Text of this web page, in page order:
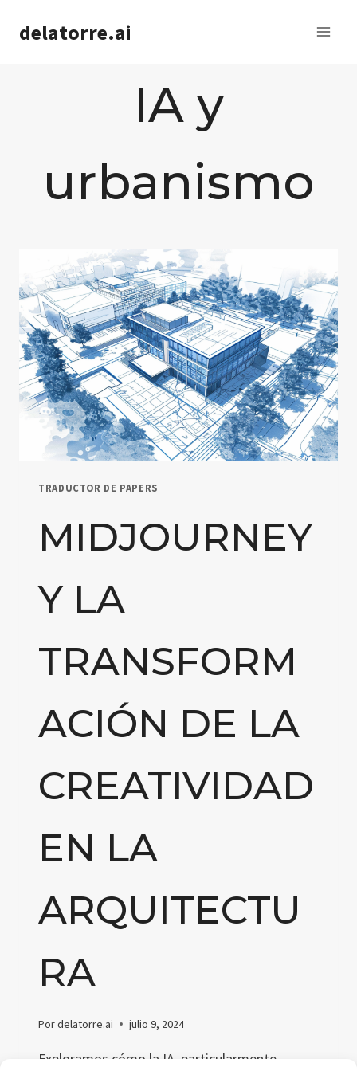
delatorre.ai
IA y
urbanismo
TRADUCTOR DE PAPERS
MIDJOURNEY
Y LA
TRANSFORM
ACIÓN DE LA
CREATIVIDAD
EN LA
ARQUITECTU
RA
Pordelatorre.ai julio 9, 2024
Exploramos cómo la IA, particularmente